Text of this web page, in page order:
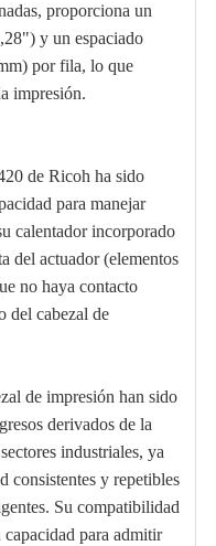
proporciona un
y un espaciado
por fila, lo que
impresión.
de Ricoh ha sido
para manejar
calentador incorporado
del actuador (elementos
no haya contacto
del cabezal de
de impresión han sido
derivados de la
industriales, ya
consistentes y repetibles
Su compatibilidad
para admitir